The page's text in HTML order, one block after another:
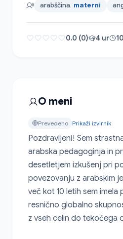
arabščina materni
0.0 (0) 4 ur
O meni
Prevedeno Prikaži izvirnik
Pozdravljeni! Sem
arabska pedagoginja in
desetletjem izkušenj pri
povezovanju z arabskim
več kot 10 letih sem imela
resnično globalno
z vseh celin do tekočega